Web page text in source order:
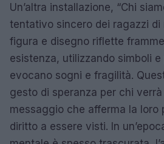
Un’altra installazione, “Chi
tentativo sincero dei ragazzi di
figura e disegno riflette
esistenza, utilizzando simboli
evocano sogni e fragilità.
gesto di speranza per chi
messaggio che afferma la loro
diritto a essere visti. In